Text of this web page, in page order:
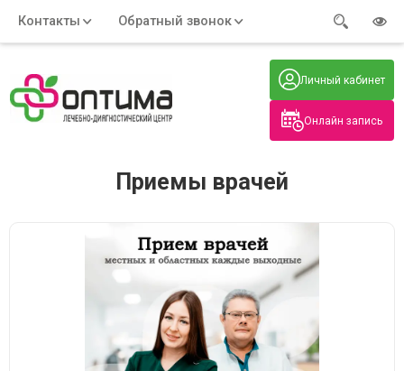
Онлайн запись
Личный кабинет
Контакты
Обратный звонок
Адрес:
Часы работы: Телефон:
+7 (914) 579-77-99
Нажмите на номер, чтобы
позвонить
Приемы врачей